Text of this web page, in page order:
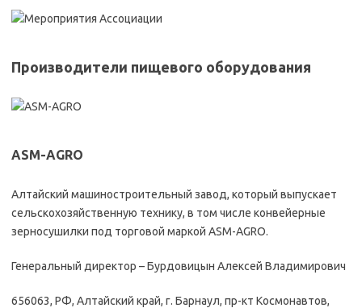
Производители пищевого оборудования
ASM-AGRO
Алтайский машиностроительный завод, который выпускает
сельскохозяйственную технику, в том числе конвейерные
зерносушилки под торговой маркой ASM-AGRO.
Генеральный директор – Бурдовицын Алексей Владимирович
656063, РФ, Алтайский край, г. Барнаул, пр-кт Космонавтов,